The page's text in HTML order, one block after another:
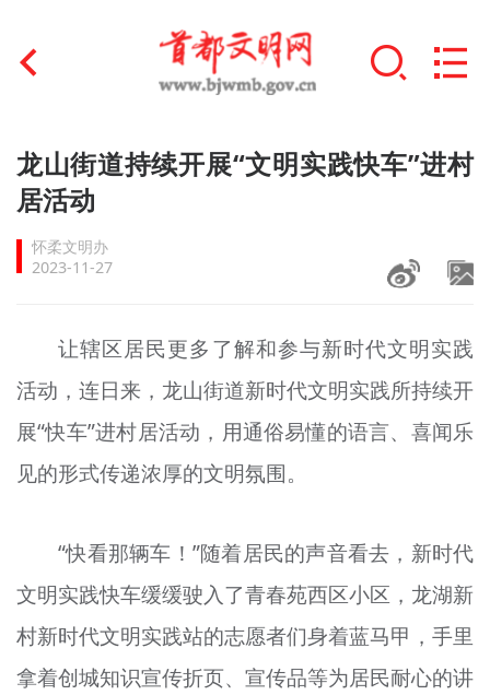
首页
文明创建
文明实践
未成年人思想道德建设
榜样人物
+
身边好人
北京宣传文化引导基金
宣传思想文化人才
专题
龙山街道持续开展“文明实践快车”进村
居活动
怀柔文明办
2023-11-27
让辖区居民更多了解和参与新时代文明实践
活动，连日来，龙山街道新时代文明实践所持续开
展“快车”进村居活动，用通俗易懂的语言、喜闻乐
见的形式传递浓厚的文明氛围。
“快看那辆车！”随着居民的声音看去，新时代
文明实践快车缓缓驶入了青春苑西区小区，龙湖新
村新时代文明实践站的志愿者们身着蓝马甲，手里
拿着创城知识宣传折页、宣传品等为居民耐心的讲